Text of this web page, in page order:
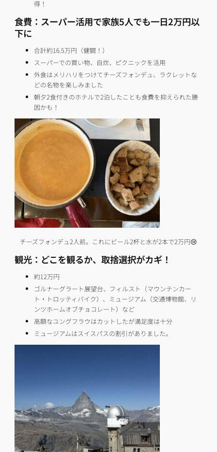
得！
食費：スーパー活用で家族5人でも一日2万円以
下に
合計約16.5万円（健闘！）
スーパーでの買い物、自炊、ピクニックを活用
外食はメリハリをつけてチーズフォンデュ、ラクレットな
どの名物を楽しみました
朝夕2食付きのホテルで2泊したことも食費を抑えられた勝
因かも！
チーズフォンデュ2人前。これにビール2杯と水が2本で2万円😢
観光：どこを観るか、取捨選択がカギ！
約12万円
ゴルナーグラート展望台、フィルスト（マウンテンカー
ト・トロッティバイク）、ミュージアム（交通博物館、リ
ンツホームオブチョコレート）など
高額なユングフラウはカットしたが満足度は十分
ミュージアムはスイスパスの割引がありました。